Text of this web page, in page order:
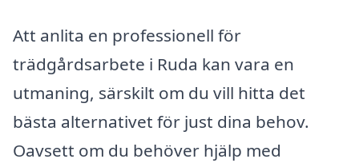
Att anlita en professionell för
trädgårdsarbete i Ruda kan vara en
utmaning, särskilt om du vill hitta det
bästa alternativet för just dina behov.
Oavsett om du behöver hjälp med